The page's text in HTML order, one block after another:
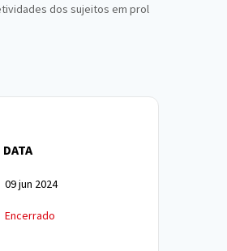
dos sujeitos em prol
DATA
09 jun 2024
Encerrado